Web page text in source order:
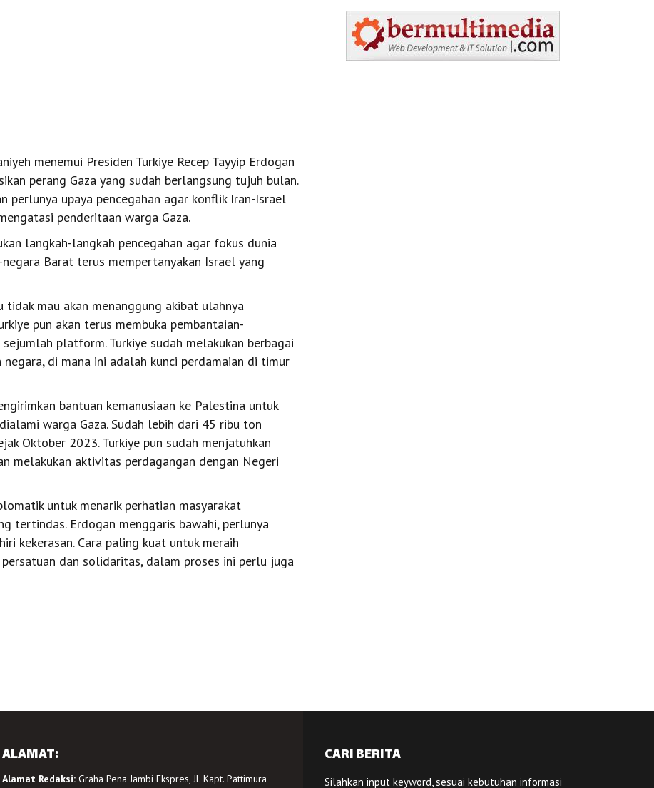
menemui Presiden Turkiye Recep Tayyip Erdogan
perang Gaza yang sudah berlangsung tujuh bulan.
perlunya upaya pencegahan agar konflik Iran-Israel
penderitaan warga Gaza.
langkah-langkah pencegahan agar fokus dunia
Barat terus mempertanyakan Israel yang
mau akan menanggung akibat ulahnya
pun akan terus membuka pembantaian-
platform. Turkiye sudah melakukan berbagai
di mana ini adalah kunci perdamaian di timur
bantuan kemanusiaan ke Palestina untuk
warga Gaza. Sudah lebih dari 45 ribu ton
Oktober 2023. Turkiye pun sudah menjatuhkan
melakukan aktivitas perdagangan dengan Negeri
untuk menarik perhatian masyarakat
tertindas. Erdogan menggaris bawahi, perlunya
kekerasan. Cara paling kuat untuk meraih
dan solidaritas, dalam proses ini perlu juga
ALAMAT:
Alamat Redaksi:Graha Pena Jambi Ekspres, Jl. Kapt. Pattimura
CARI BERITA
Silahkan input keyword, sesuai kebutuhan informasi